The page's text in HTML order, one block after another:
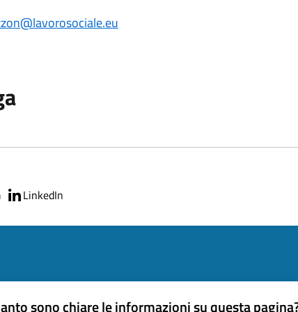
LinkedIn
sono chiare le informazioni su questa